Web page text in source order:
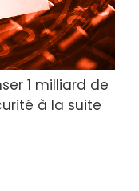
1 milliard de
à la suite